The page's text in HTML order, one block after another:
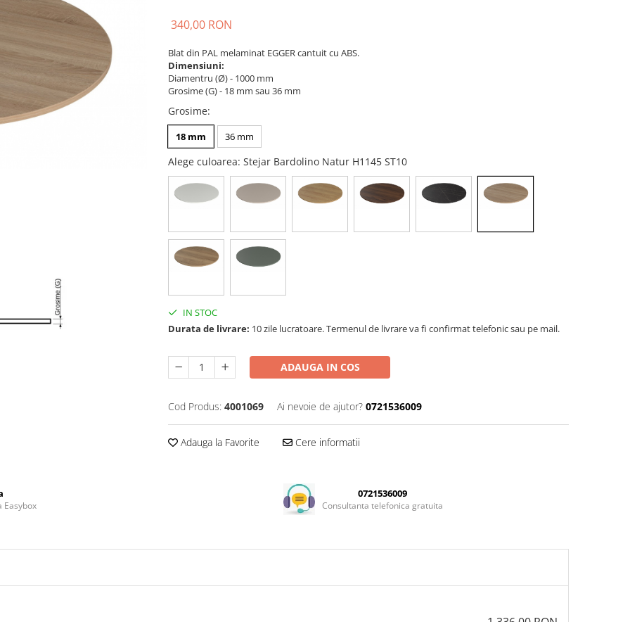
340,00 RON
Blat din PAL melaminat EGGER cantuit cu ABS.
Dimensiuni:
Diamentru (Ø) - 1000 mm
Grosime (G) - 18 mm sau 36 mm
Grosime:
18 mm 36 mm
Alege culoarea: Stejar Bardolino Natur H1145 ST10
IN STOC
Durata de livrare: 10 zile lucratoare. Termenul de livrare va fi confirmat telefonic sau pe mail.
ADAUGA IN COS
Cod Produs: 4001069 Ai nevoie de ajutor? 0721536009
Adauga la Favorite Cere informatii
Easybox
0721536009
Consultanta telefonica gratuita